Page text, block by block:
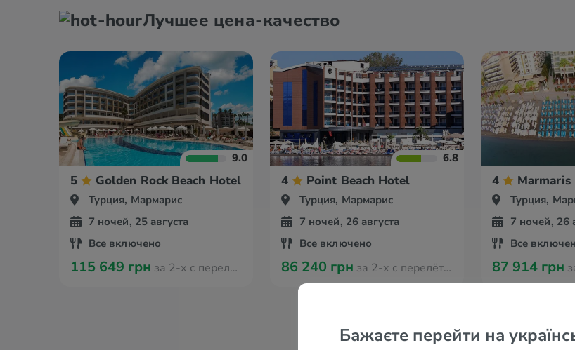
Бажаєте перейти на
Лучшее цена-качество
9.0
5 Golden Rock Beach Hotel
Турция, Мармарис
7 ночей, 25 августа
Все включено
115 649 грн за 2-х с перелётом из Амстердама
6.8
4 Point Beach Hotel
Турция, Мармарис
7 ночей, 26 августа
Все включено
86 240 грн за 2-х с перелётом из Амстердама
4
Турция,
7 ночей, 26
Все
87 914 грн